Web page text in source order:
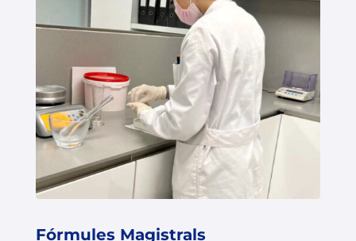
Fórmules Magistrals